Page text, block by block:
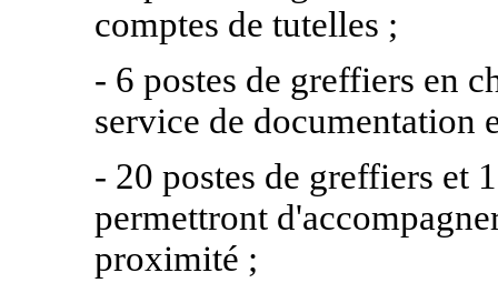
comptes de tutelles ;
- 6 postes de greffiers en
service de documentation
- 20 postes de greffiers et
permettront
proximité ;